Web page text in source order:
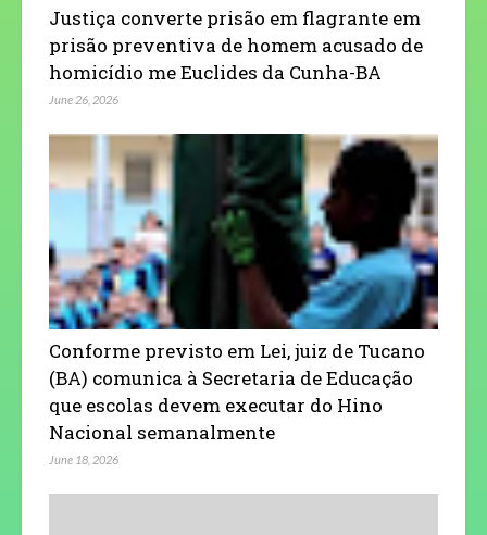
Justiça converte prisão em flagrante em
prisão preventiva de homem acusado de
homicídio me Euclides da Cunha-BA
June 26, 2026
Conforme previsto em Lei, juiz de Tucano
(BA) comunica à Secretaria de Educação
que escolas devem executar do Hino
Nacional semanalmente
June 18, 2026